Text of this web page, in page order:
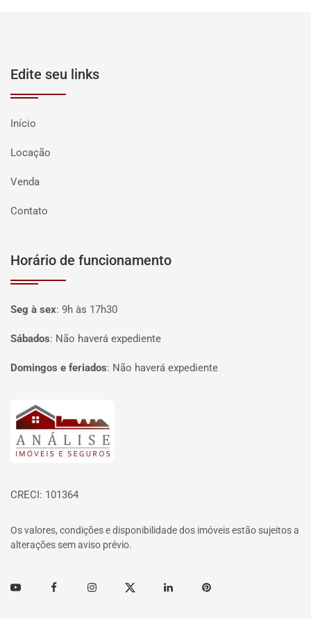
Edite seu links
Início
Locação
Venda
Contato
Horário de funcionamento
Seg à sex: 9h às 17h30
Sábados: Não haverá expediente
Domingos e feriados: Não haverá expediente
Página inicial
CRECI: 101364
Os valores, condições e disponibilidade dos imóveis estão sujeitos a
alterações sem aviso prévio.
Youtube FacebookInstagramTwitter Linkedin Pinterest